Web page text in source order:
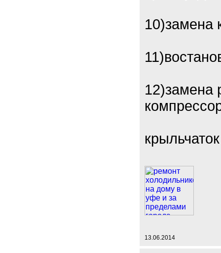
10)замена
12)замена
13.06.2014